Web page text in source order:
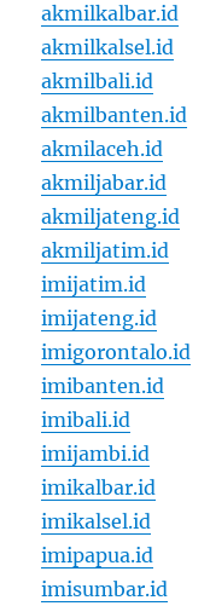
akmilkalbar.id
akmilkalsel.id
akmilbali.id
akmilbanten.id
akmilaceh.id
akmiljabar.id
akmiljateng.id
akmiljatim.id
imijatim.id
imijateng.id
imigorontalo.id
imibanten.id
imibali.id
imijambi.id
imikalbar.id
imikalsel.id
imipapua.id
imisumbar.id